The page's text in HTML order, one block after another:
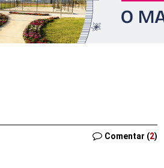
Comentar (2)